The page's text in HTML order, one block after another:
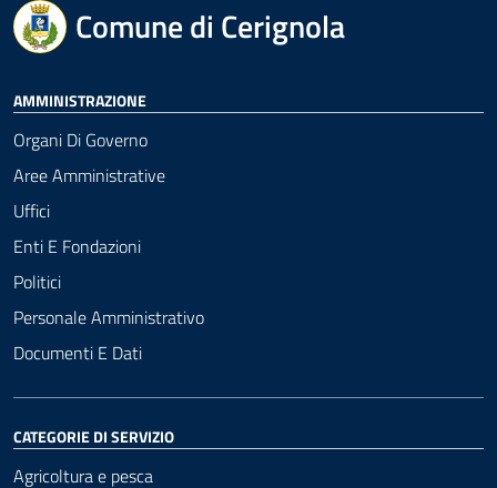
Comune di Cerignola
AMMINISTRAZIONE
Organi Di Governo
Aree Amministrative
Uffici
Enti E Fondazioni
Politici
Personale Amministrativo
Documenti E Dati
CATEGORIE DI SERVIZIO
Agricoltura e pesca